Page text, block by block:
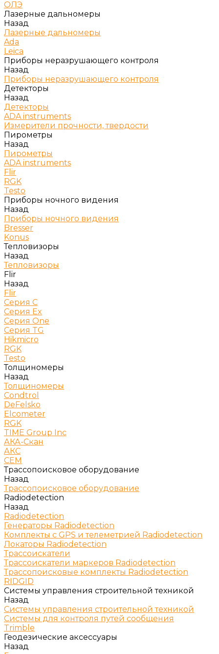
ОЛЭ
Лазерные дальномеры
Назад
Лазерные дальномеры
Ada
Leica
Приборы неразрушающего контроля
Назад
Приборы неразрушающего контроля
Детекторы
Назад
Детекторы
ADA instruments
Измерители прочности, твердости
Пирометры
Назад
Пирометры
ADA instruments
Flir
RGK
Testo
Приборы ночного видения
Назад
Приборы ночного видения
Bresser
Konus
Тепловизоры
Назад
Тепловизоры
Flir
Назад
Flir
Серия C
Серия Ex
Серия One
Серия TG
Hikmicro
RGK
Testo
Толщиномеры
Назад
Толщиномеры
Condtrol
DeFelsko
Elcometer
RGK
TIME Group Inc
АКА-Скан
АКС
СЕМ
Трассопоисковое оборудование
Назад
Трассопоисковое оборудование
Radiodetection
Назад
Radiodetection
Генераторы Radiodetection
Комплекты с GPS и телеметрией Radiodetection
Локаторы Radiodetection
Трассоискатели
Трассоискатели маркеров Radiodetection
Трассопоисковые комплекты Radiodetection
RIDGID
Системы управления строительной техникой
Назад
Системы управления строительной техникой
Системы для контроля путей сообщения
Trimble
Геодезические аксессуары
Назад